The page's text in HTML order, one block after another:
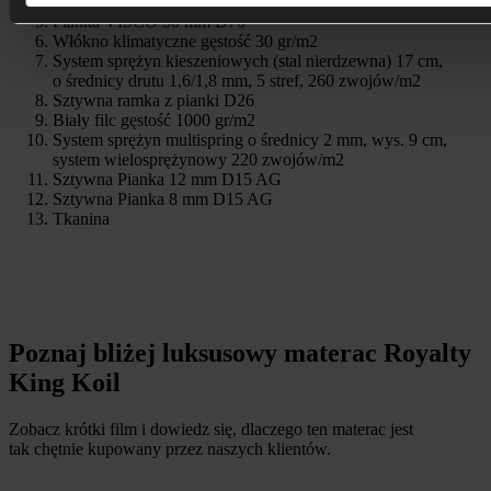
Pianka VISCO 50 mm D70
Włókno klimatyczne gęstość 30 gr/m2
System sprężyn kieszeniowych (stal nierdzewna) 17 cm,
o średnicy drutu 1,6/1,8 mm, 5 stref, 260 zwojów/m2
Sztywna ramka z pianki D26
Biały filc gęstość 1000 gr/m2
System sprężyn multispring o średnicy 2 mm, wys. 9 cm,
system wielosprężynowy 220 zwojów/m2
Sztywna Pianka 12 mm D15 AG
Sztywna Pianka 8 mm D15 AG
Tkanina
Poznaj bliżej luksusowy materac Royalty
King Koil
Zobacz krótki film i dowiedz się, dlaczego ten materac jest
tak chętnie kupowany przez naszych klientów.